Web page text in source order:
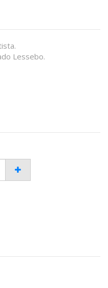
Lessebo.